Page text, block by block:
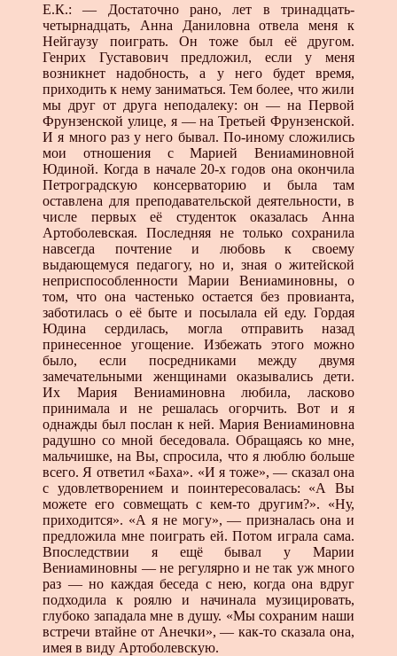
Е.К.: — Достаточно рано, лет в тринадцать-
четырнадцать, Анна Даниловна отвела меня к
Нейгаузу поиграть. Он тоже был её другом.
Генрих Густавович предложил, если у меня
возникнет надобность, а у него будет время,
приходить к нему заниматься. Тем более, что жили
мы друг от друга неподалеку: он — на Первой
Фрунзенской улице, я — на Третьей Фрунзенской.
И я много раз у него бывал. По-иному сложились
мои отношения с Марией Вениаминовной
Юдиной. Когда в начале 20-х годов она окончила
Петроградскую консерваторию и была там
оставлена для преподавательской деятельности, в
числе первых её студенток оказалась Анна
Артоболевская. Последняя не только сохранила
навсегда почтение и любовь к своему
выдающемуся педагогу, но и, зная о житейской
неприспособленности Марии Вениаминовны, о
том, что она частенько остается без провианта,
заботилась о её быте и посылала ей еду. Гордая
Юдина сердилась, могла отправить назад
принесенное угощение. Избежать этого можно
было, если посредниками между двумя
замечательными женщинами оказывались дети.
Их Мария Вениаминовна любила, ласково
принимала и не решалась огорчить. Вот и я
однажды был послан к ней. Мария Вениаминовна
радушно со мной беседовала. Обращаясь ко мне,
мальчишке, на Вы, спросила, что я люблю больше
всего. Я ответил «Баха». «И я тоже», — сказал она
с удовлетворением и поинтересовалась: «А Вы
можете его совмещать с кем-то другим?». «Ну,
приходится». «А я не могу», — призналась она и
предложила мне поиграть ей. Потом играла сама.
Впоследствии я ещё бывал у Марии
Вениаминовны — не регулярно и не так уж много
раз — но каждая беседа с нею, когда она вдруг
подходила к роялю и начинала музицировать,
глубоко западала мне в душу. «Мы сохраним наши
встречи втайне от Анечки», — как-то сказала она,
имея в виду Артоболевскую.